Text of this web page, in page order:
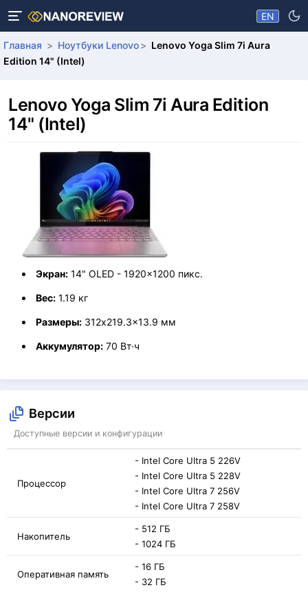
EN
Главная Ноутбуки Lenovo
Lenovo Yoga Slim 7i Aura
Edition 14" (Intel)
Lenovo Yoga Slim 7i Aura Edition
14" (Intel)
Экран: 14" OLED - 1920x1200 пикс.
Вес: 1.19 кг
Размеры: 312x219.3x13.9 мм
Аккумулятор: 70 Вт·ч
Версии
Доступные версии и конфигурации
Процессор
- Intel Core Ultra 5 226V
- Intel Core Ultra 5 228V
- Intel Core Ultra 7 256V
- Intel Core Ultra 7 258V
Накопитель
- 512 ГБ
- 1024 ГБ
Оперативная память
- 16 ГБ
- 32 ГБ